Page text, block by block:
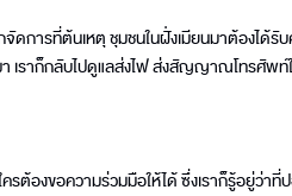
ดการที่ต้นเหตุ ชุมชนในฝั่งเมียนมาต้องได้รั
า เราก็กลับไปดูแลส่งไฟ ส่งสัญญาณโทรศัพท์
รต้องขอความร่วมมือให้ได้ ซึ่งเราก็รู้อยู่ว่า